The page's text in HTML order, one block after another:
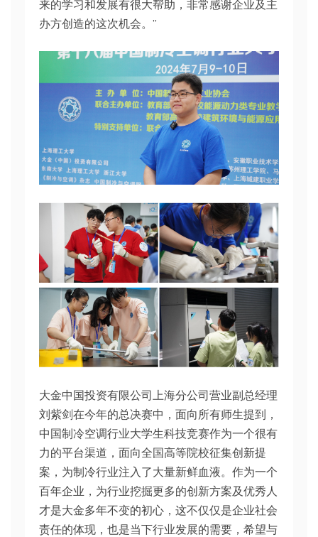
来的学习和发展有很大帮助，非常感谢企业及主
办方创造的这次机会。”
大金中国投资有限公司上海分公司营业副总经理
刘紫剑在今年的总决赛中，面向所有师生提到，
中国制冷空调行业大学生科技竞赛作为一个很有
力的平台渠道，面向全国高等院校征集创新提
案，为制冷行业注入了大量新鲜血液。作为一个
百年企业，为行业挖掘更多的创新方案及优秀人
才是大金多年不变的初心，这不仅仅是企业社会
责任的体现，也是当下行业发展的需要，希望与